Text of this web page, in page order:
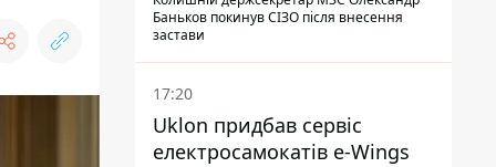
Баньков покинув СІЗО після внесення
застави
17:20
Uklon придбав сервіс
електросамокатів e-Wings